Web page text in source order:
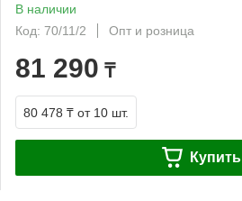
В наличии
Код: 70/11/2
Опт и розница
81 290 ₸
80 478 ₸ от 10 шт.
Купить